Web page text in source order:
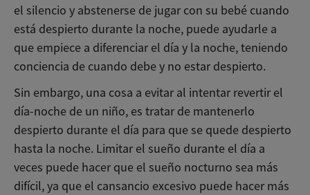
el silencio y abstenerse de jugar con su bebé cuando
está despierto durante la noche, puede ayudarle a
que empiece a diferenciar el día y la noche, teniendo
conciencia de cuando debe y no estar despierto.
Sin embargo, una cosa a evitar al intentar revertir el
día-noche de un niño, es tratar de mantenerlo
despierto durante el día para que se quede despierto
hasta la noche. Limitar el sueño durante el día a
veces puede hacer que el sueño nocturno sea más
difícil, ya que el cansancio excesivo puede hacer más